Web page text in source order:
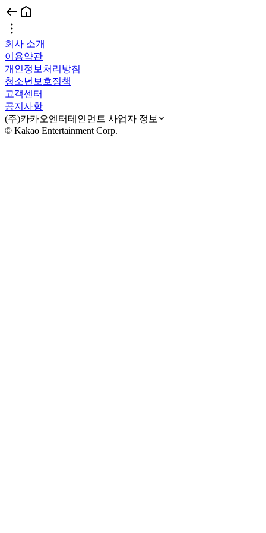
회사 소개
이용약관
개인정보처리방침
청소년보호정책
고객센터
공지사항
(주)카카오엔터테인먼트 사업자 정보
© Kakao Entertainment Corp.